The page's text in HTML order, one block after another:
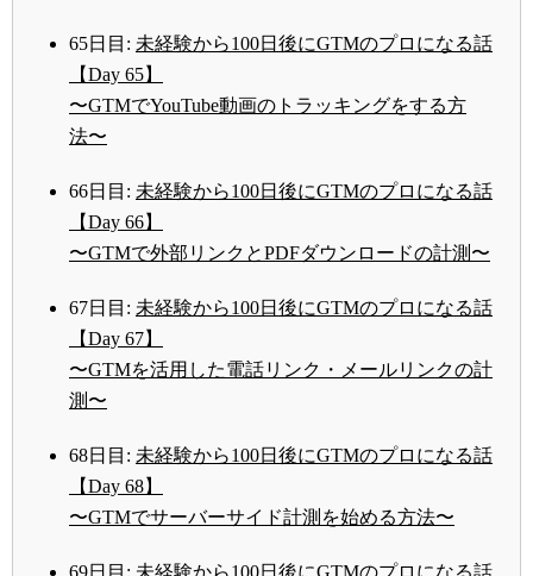
65日目: 未経験から100日後にGTMのプロになる話
【Day 65】
〜GTMでYouTube動画のトラッキングをする方
法〜
66日目: 未経験から100日後にGTMのプロになる話
【Day 66】
〜GTMで外部リンクとPDFダウンロードの計測〜
67日目: 未経験から100日後にGTMのプロになる話
【Day 67】
〜GTMを活用した電話リンク・メールリンクの計
測〜
68日目: 未経験から100日後にGTMのプロになる話
【Day 68】
〜GTMでサーバーサイド計測を始める方法〜
69日目: 未経験から100日後にGTMのプロになる話